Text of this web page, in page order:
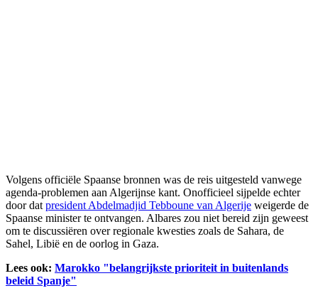
Volgens officiële Spaanse bronnen was de reis uitgesteld vanwege
agenda-problemen aan Algerijnse kant. Onofficieel sijpelde echter
door dat president Abdelmadjid Tebboune van Algerije weigerde de
Spaanse minister te ontvangen. Albares zou niet bereid zijn geweest
om te discussiëren over regionale kwesties zoals de Sahara, de
Sahel, Libië en de oorlog in Gaza.
Lees ook: Marokko "belangrijkste prioriteit in buitenlands
beleid Spanje"